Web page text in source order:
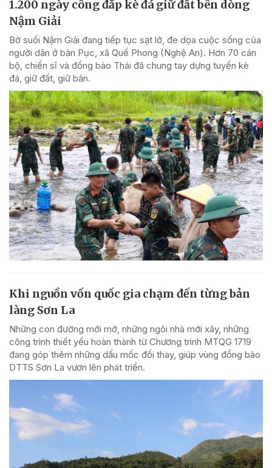
1.200 ngày công đắp kè đá giữ đất bên dòng
Nậm Giải
Bờ suối Nậm Giải đang tiếp tục sạt lở, đe dọa cuộc sống của
người dân ở bản Pục, xã Quế Phong (Nghệ An). Hơn 70 cán
bộ, chiến sĩ và đồng bào Thái đã chung tay dựng tuyến kè
đá, giữ đất, giữ bản.
Khi nguồn vốn quốc gia chạm đến từng bản
làng Sơn La
Những con đường mới mở, những ngôi nhà mới xây, những
công trình thiết yếu hoàn thành từ Chương trình MTQG 1719
đang góp thêm những dấu mốc đổi thay, giúp vùng đồng bào
DTTS Sơn La vươn lên phát triển.